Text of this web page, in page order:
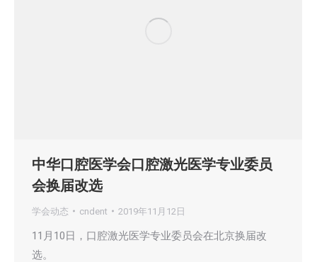
中华口腔医学会口腔激光医学专业委员
会换届改选
学会动态 cndent 2019年11月12日
11月10日，口腔激光医学专业委员会在北京换届改
选。